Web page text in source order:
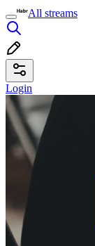
All streams
Login